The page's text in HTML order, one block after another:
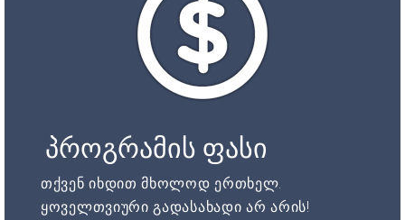
პროგრამის ფასი
თქვენ იხდით მხოლოდ ერთხელ.
ყოველთვიური გადასახადი არ არის!